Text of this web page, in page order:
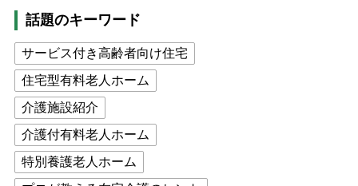
話題のキーワード
サービス付き高齢者向け住宅
住宅型有料老人ホーム
介護施設紹介
介護付有料老人ホーム
特別養護老人ホーム